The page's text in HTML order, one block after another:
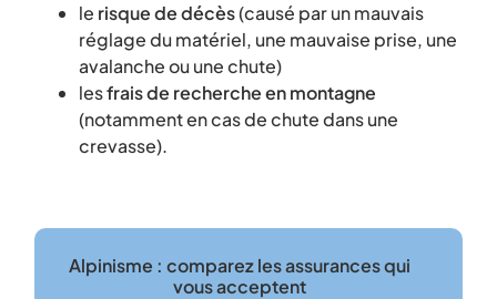
le risque de décès(causé par un mauvais
réglage du matériel, une mauvaise prise, une
avalanche ou une chute)
lesfrais de recherche en montagne
(notamment en cas de chute dans une
crevasse).
Alpinisme : comparez les assurances qui
vous acceptent